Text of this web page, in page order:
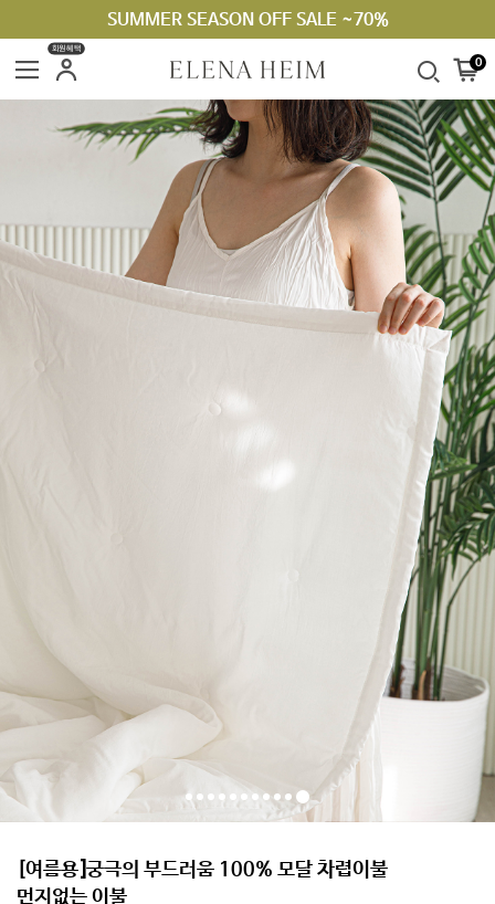
SUMMER SEASON OFF SALE ~70%
회원혜택
0
[여름용]궁극의 부드러움 100% 모달 차렵이불
먼지없는 이불